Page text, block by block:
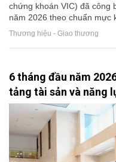
chứng khoán VIC) đã công
năm 2026 theo chuẩn mực
Thương hiệu - Giao thương
6 tháng đầu năm
tảng tài sản và năng